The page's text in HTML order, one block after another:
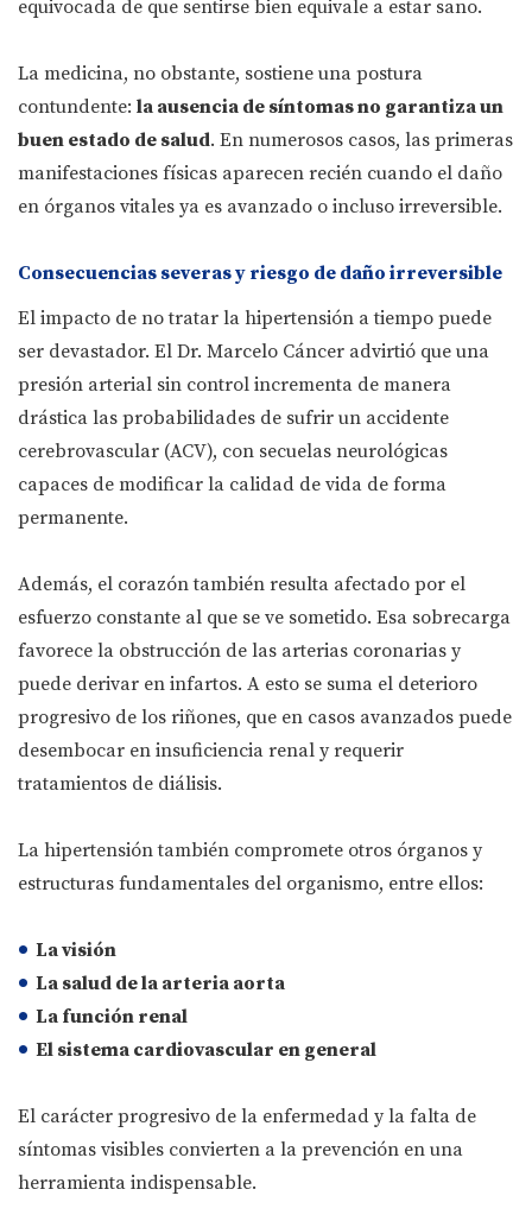
equivocada de que sentirse bien equivale a estar sano.
La medicina, no obstante, sostiene una postura
contundente: la ausencia de síntomas no garantiza un
buen estado de salud. En numerosos casos, las primeras
manifestaciones físicas aparecen recién cuando el daño
en órganos vitales ya es avanzado o incluso irreversible.
Consecuencias severas y riesgo de daño irreversible
El impacto de no tratar la hipertensión a tiempo puede
ser devastador. El Dr. Marcelo Cáncer advirtió que una
presión arterial sin control incrementa de manera
drástica las probabilidades de sufrir un accidente
cerebrovascular (ACV), con secuelas neurológicas
capaces de modificar la calidad de vida de forma
permanente.
Además, el corazón también resulta afectado por el
esfuerzo constante al que se ve sometido. Esa sobrecarga
favorece la obstrucción de las arterias coronarias y
puede derivar en infartos. A esto se suma el deterioro
progresivo de los riñones, que en casos avanzados puede
desembocar en insuficiencia renal y requerir
tratamientos de diálisis.
La hipertensión también compromete otros órganos y
estructuras fundamentales del organismo, entre ellos:
La visión
La salud de la arteria aorta
La función renal
El sistema cardiovascular en general
El carácter progresivo de la enfermedad y la falta de
síntomas visibles convierten a la prevención en una
herramienta indispensable.